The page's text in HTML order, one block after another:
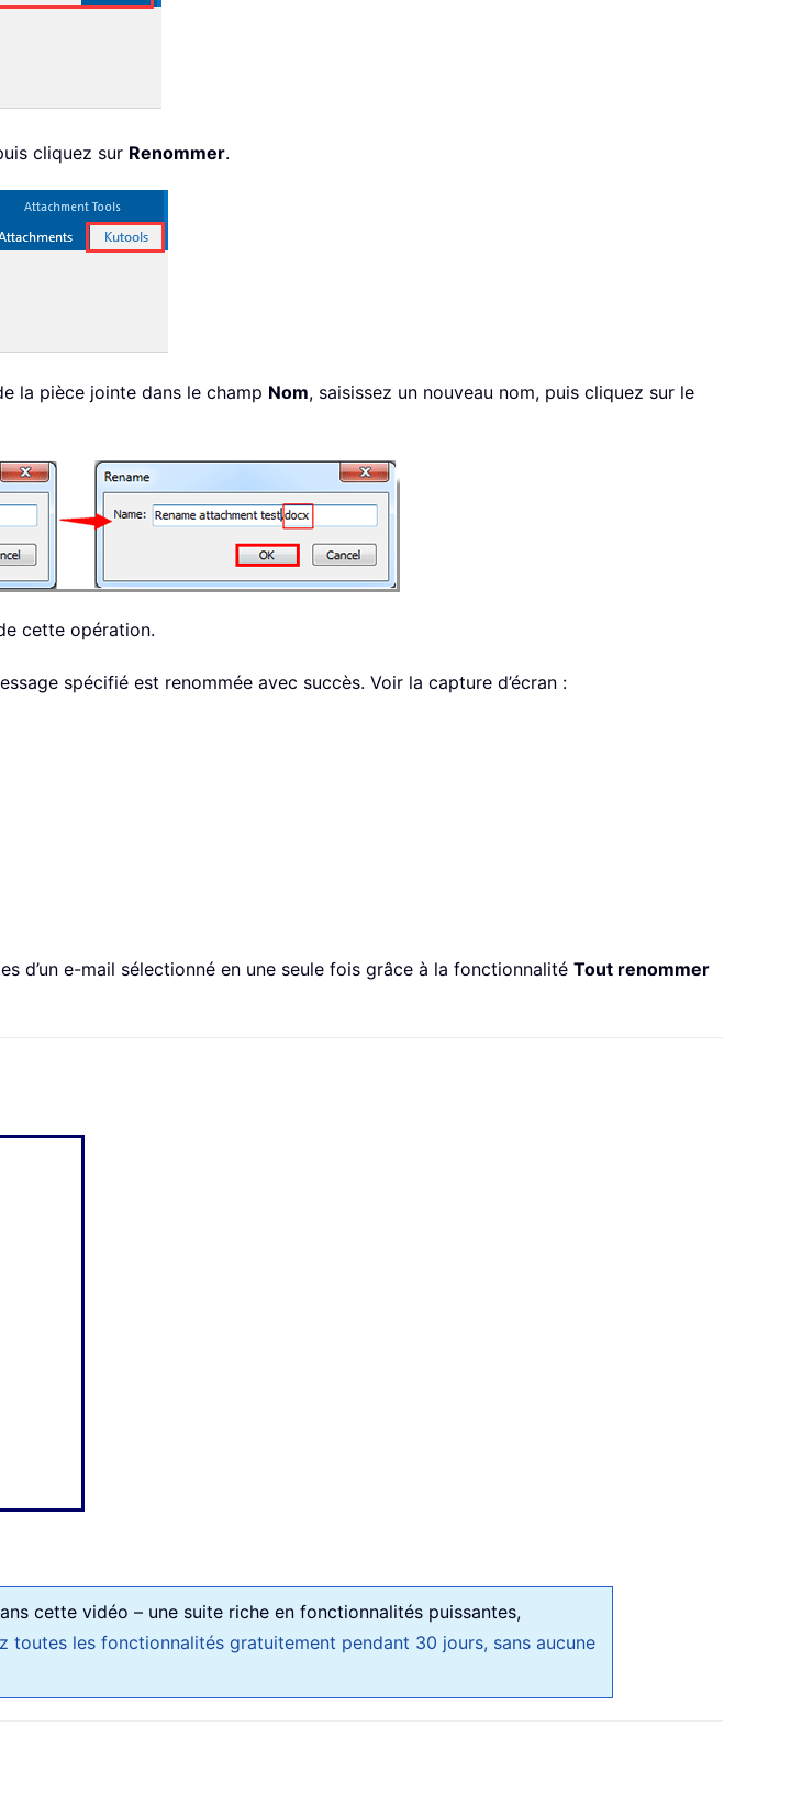
cliquez sur Renommer.
la pièce jointe dans le champ Nom, saisissez un nouveau nom, puis cliquez sur le
cette opération.
spécifié est renommée avec succès. Voir la capture d’écran :
d’un e-mail sélectionné en une seule fois grâce à la fonctionnalité Tout renommer
cette vidéo – une suite riche en fonctionnalités puissantes,
toutes les fonctionnalités gratuitement pendant 30 jours, sans aucune